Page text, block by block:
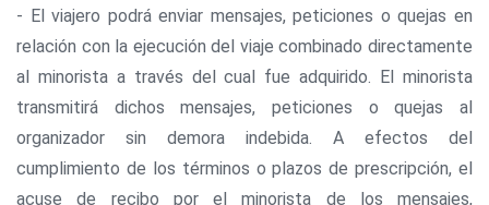
- El viajero podrá enviar mensajes, peticiones o quejas en
relación con la ejecución del viaje combinado directamente
al minorista a través del cual fue adquirido. El minorista
transmitirá dichos mensajes, peticiones o quejas al
organizador sin demora indebida. A efectos del
cumplimiento de los términos o plazos de prescripción, el
acuse de recibo por el minorista de los mensajes,